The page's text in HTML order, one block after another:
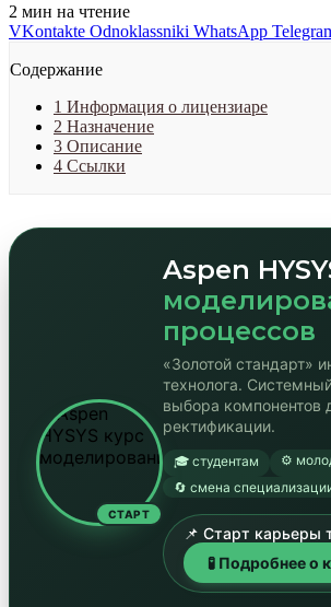
2 мин на чтение
VKontakte Odnoklassniki WhatsApp
Содержание
1 Информация о лицензиаре
2 Назначение
3 Описание
4 Ссылки
СТАРТ
Aspen
процессов
«Золотой стандарт»
технолога.
выбора компонентов
ректификации.
🎓 студентам
⚙️
🔄 смена
📌 Старт карьеры
🧪 Подробнее о